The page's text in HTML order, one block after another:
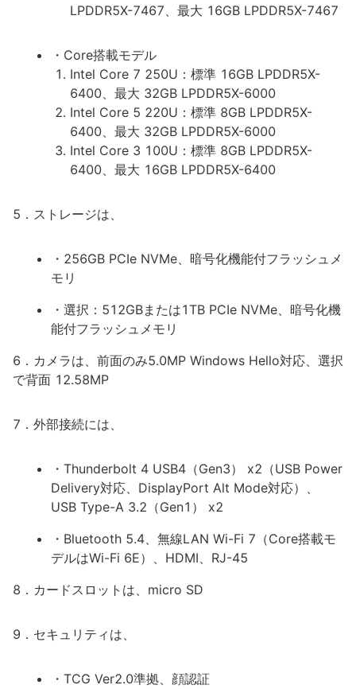
LPDDR5X-7467、最大 16GB LPDDR5X-7467
・Core搭載モデル
Intel Core 7 250U：標準 16GB LPDDR5X-
6400、最大 32GB LPDDR5X-6000
Intel Core 5 220U：標準 8GB LPDDR5X-
6400、最大 32GB LPDDR5X-6000
Intel Core 3 100U：標準 8GB LPDDR5X-
6400、最大 16GB LPDDR5X-6400
5．ストレージは、
・256GB PCIe NVMe、暗号化機能付フラッシュメ
モリ
・選択：512GBまたは1TB PCIe NVMe、暗号化機
能付フラッシュメモリ
6．カメラは、前面のみ5.0MP Windows Hello対応、選択
で背面 12.58MP
7．外部接続には、
・Thunderbolt 4 USB4（Gen3） x2（USB Power
Delivery対応、DisplayPort Alt Mode対応）、
USB Type-A 3.2（Gen1） x2
・Bluetooth 5.4、無線LAN Wi-Fi 7（Core搭載モ
デルはWi-Fi 6E）、HDMI、RJ-45
8．カードスロットは、micro SD
9．セキュリティは、
・TCG Ver2.0準拠、顔認証